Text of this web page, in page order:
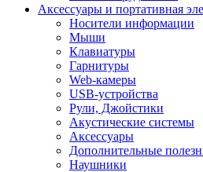
Аксессуары и портативная
Носители информации
Мыши
Клавиатуры
Гарнитуры
Web-камеры
USB-устройства
Рули, Джойстики
Акустические системы
Аксессуары
Дополнительные
Наушники